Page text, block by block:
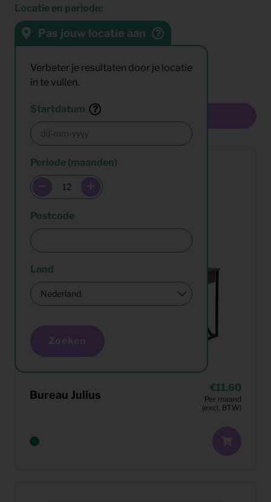
Locatie en periode:
Pas jouw locatie aan
Verbeter je resultaten door je locatie
in te vullen.
Startdatum
Periode (maanden)
Postcode
Land
Zoeken
Bureau Julius
11,60
Per maand
(excl. BTW)